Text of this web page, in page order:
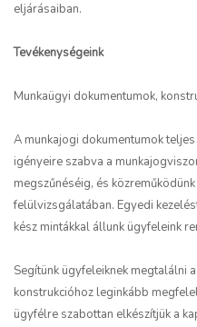
eljárásaiban.
Tevékenységeink
Munkaügyi dokumentumok,
A munkajogi dokumentumok
igényeire szabva a
megszűnéséig, és
felülvizsgálatában. Egyedi
kész mintákkal állunk ügyfeleink
Segítünk ügyfeleiknek megtalálni
konstrukcióhoz leginkább
ügyfélre szabottan elkészítjük a